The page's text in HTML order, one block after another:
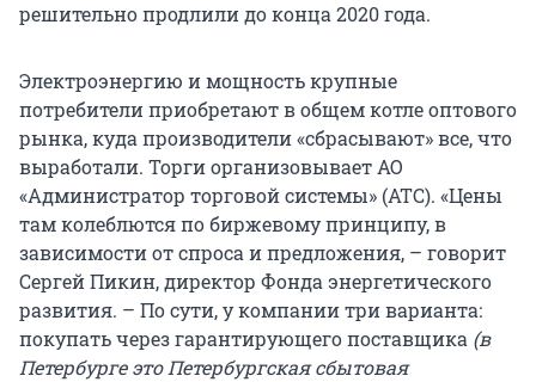
решительно продлили до конца 2020 года.
Электроэнергию и мощность крупные
потребители приобретают в общем котле оптового
рынка, куда производители «сбрасывают» все, что
выработали. Торги организовывает АО
«Администратор торговой системы» (АТС). «Цены
там колеблются по биржевому принципу, в
зависимости от спроса и предложения, – говорит
Сергей Пикин, директор Фонда энергетического
развития. – По сути, у компании три варианта:
покупать через гарантирующего поставщика (в
Петербурге это Петербургская сбытовая